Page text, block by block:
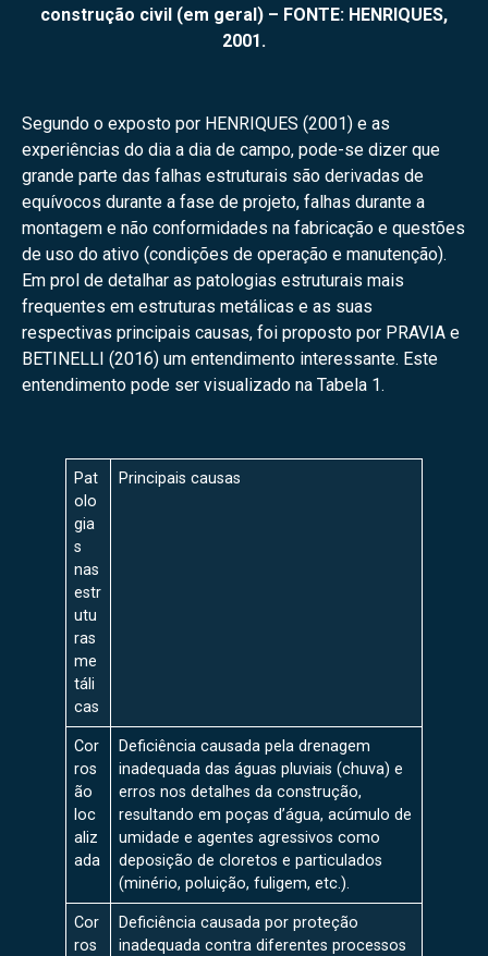
construção civil (em geral) – FONTE: HENRIQUES,
2001.
Segundo o exposto por HENRIQUES (2001) e as
experiências do dia a dia de campo, pode-se dizer que
grande parte das falhas estruturais são derivadas de
equívocos durante a fase de projeto, falhas durante a
montagem e não conformidades na fabricação e questões
de uso do ativo (condições de operação e manutenção).
Em prol de detalhar as patologias estruturais mais
frequentes em estruturas metálicas e as suas
respectivas principais causas, foi proposto por PRAVIA e
BETINELLI (2016) um entendimento interessante. Este
entendimento pode ser visualizado na Tabela 1.
Pat
olo
gia
s
nas
estr
utu
ras
me
táli
cas
Principais causas
Cor
ros
ão
loc
aliz
ada
Deficiência causada pela drenagem
inadequada das águas pluviais (chuva) e
erros nos detalhes da construção,
resultando em poças d’água, acúmulo de
umidade e agentes agressivos como
deposição de cloretos e particulados
(minério, poluição, fuligem, etc.).
Cor
ros
Deficiência causada por proteção
inadequada contra diferentes processos